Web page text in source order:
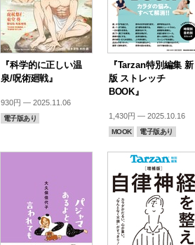
『科学的に正しい温
泉/呪術廻戦』
930円 — 2025.11.06
電子版あり
『Tarzan特別編集 新
版 ストレッチ
BOOK』
1,430円 — 2025.10.16
MOOK 電子版あり